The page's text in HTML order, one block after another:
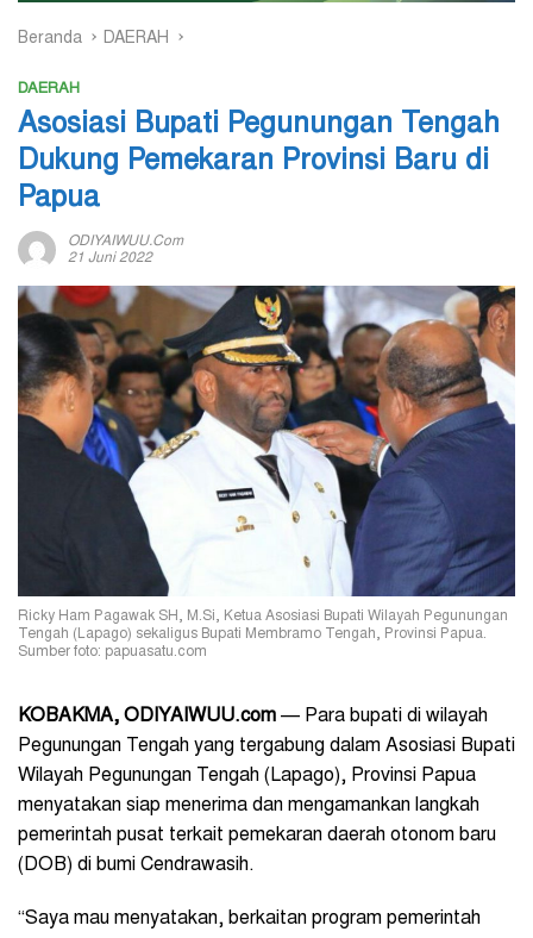
Beranda DAERAH
DAERAH
Asosiasi Bupati Pegunungan Tengah
Dukung Pemekaran Provinsi Baru di
Papua
ODIYAIWUU.com
21 Juni 2022
Ricky Ham Pagawak SH, M.Si, Ketua Asosiasi Bupati Wilayah Pegunungan
Tengah (Lapago) sekaligus Bupati Membramo Tengah, Provinsi Papua.
Sumber foto: papuasatu.com
KOBAKMA, ODIYAIWUU.com — Para bupati di wilayah
Pegunungan Tengah yang tergabung dalam Asosiasi Bupati
Wilayah Pegunungan Tengah (Lapago), Provinsi Papua
menyatakan siap menerima dan mengamankan langkah
pemerintah pusat terkait pemekaran daerah otonom baru
(DOB) di bumi Cendrawasih.
“Saya mau menyatakan, berkaitan program pemerintah